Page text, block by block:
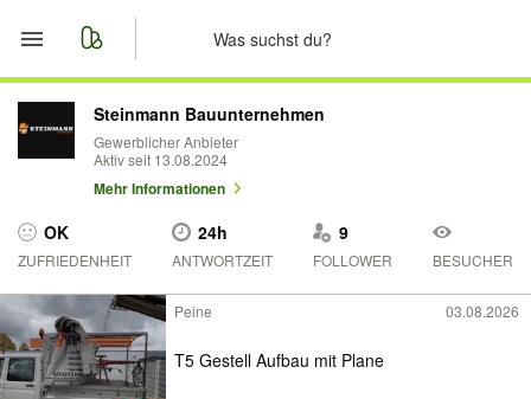
Start
Merkliste
Nachrichten
Steinmann Bauunternehmen
Gewerblicher Anbieter
Aktiv seit 13.08.2024
Mehr Informationen
OK
ZUFRIEDENHEIT
24h
ANTWORTZEIT
9
FOLLOWER BESUCHER
Peine 03.08.2026
T5 Gestell Aufbau mit Plane